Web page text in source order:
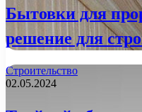
Бытовки для
решение для
Строительство
02.05.2024